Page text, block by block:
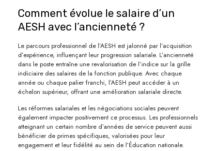
Comment évolue le salaire d’un
AESH avec l’ancienneté ?
Le parcours professionnel de l’AESH est jalonné par l’acquisition
d’expérience, influençant leur progression salariale. L’ancienneté
dans le poste entraîne une revalorisation de l’indice sur la grille
indiciaire des salaires de la fonction publique. Avec chaque
année ou chaque palier franchi, l’AESH peut accéder à un
échelon supérieur, offrant une amélioration salariale directe.
Les réformes salariales et les négociations sociales peuvent
également impacter positivement ce processus. Les professionnels
atteignant un certain nombre d’années de service peuvent aussi
bénéficier de primes spécifiques, valorisées pour leur
engagement et leur fidélité au sein de l’Éducation nationale.